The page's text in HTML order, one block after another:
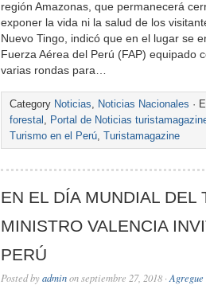
región Amazonas, que permanecerá
exponer la vida ni la salud de los
Nuevo Tingo, indicó que en el lugar se
Fuerza Aérea del Perú (FAP) equipado
varias rondas para…
Category Noticias, Noticias Nacionales ·
forestal , Portal de Noticias
Turismo en el Perú, Turistamagazine
EN EL DÍA MUNDIAL DEL
MINISTRO VALENCIA
PERÚ
Posted byadminon septiembre 27, 2018 ·